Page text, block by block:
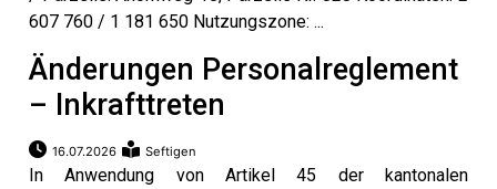
607 760 / 1 181 650 Nutzungszone: ...
Änderungen Personalreglement
– Inkrafttreten
16.07.2026 Seftigen
In Anwendung von Artikel 45 der kantonalen